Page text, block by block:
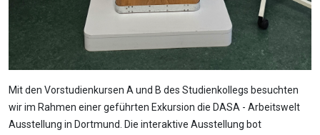
Mit den Vorstudienkursen A und B des Studienkollegs besuchten
wir im Rahmen einer geführten Exkursion die DASA - Arbeitswelt
Ausstellung in Dortmund. Die interaktive Ausstellung bot